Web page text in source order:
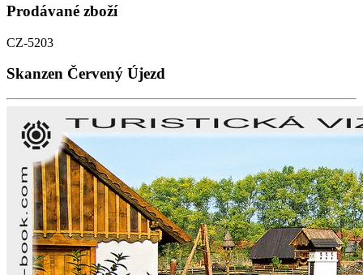
Prodávané zboží
CZ-5203
Skanzen Červený Újezd